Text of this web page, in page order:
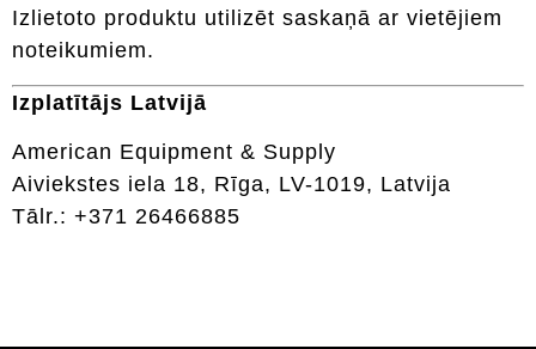
Izlietoto produktu utilizēt saskaņā ar vietējiem
noteikumiem.
Izplatītājs Latvijā
American Equipment & Supply
Aiviekstes iela 18, Rīga, LV-1019, Latvija
Tālr.: +371 26466885